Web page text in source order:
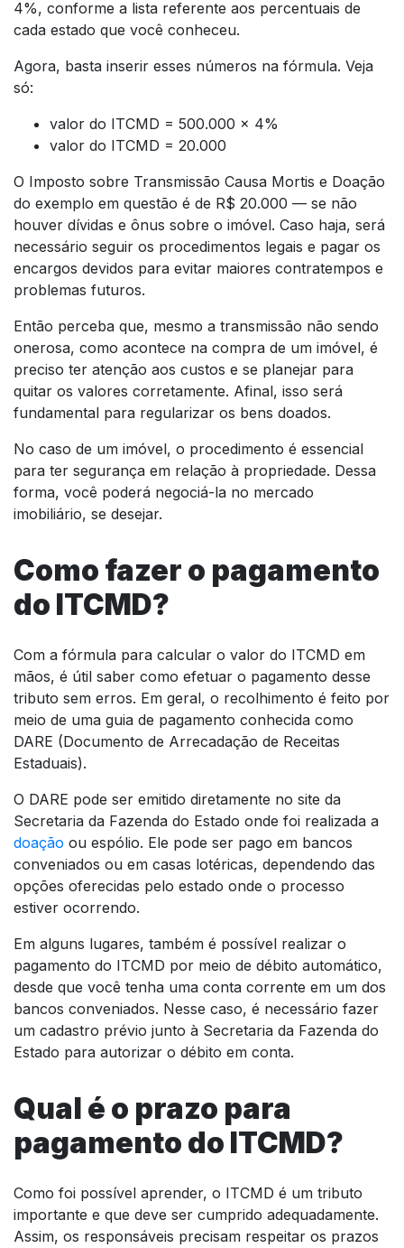
4%, conforme a lista referente aos percentuais de
cada estado que você conheceu.
Agora, basta inserir esses números na fórmula. Veja
só:
valor do ITCMD = 500.000 x 4%
valor do ITCMD = 20.000
O Imposto sobre Transmissão Causa Mortis e Doação
do exemplo em questão é de R$ 20.000 — se não
houver dívidas e ônus sobre o imóvel. Caso haja, será
necessário seguir os procedimentos legais e pagar os
encargos devidos para evitar maiores contratempos e
problemas futuros.
Então perceba que, mesmo a transmissão não sendo
onerosa, como acontece na compra de um imóvel, é
preciso ter atenção aos custos e se planejar para
quitar os valores corretamente. Afinal, isso será
fundamental para regularizar os bens doados.
No caso de um imóvel, o procedimento é essencial
para ter segurança em relação à propriedade. Dessa
forma, você poderá negociá-la no mercado
imobiliário, se desejar.
Como fazer o pagamento
do ITCMD?
Com a fórmula para calcular o valor do ITCMD em
mãos, é útil saber como efetuar o pagamento desse
tributo sem erros. Em geral, o recolhimento é feito por
meio de uma guia de pagamento conhecida como
DARE (Documento de Arrecadação de Receitas
Estaduais).
O DARE pode ser emitido diretamente no site da
Secretaria da Fazenda do Estado onde foi realizada a
doação ou espólio. Ele pode ser pago em bancos
conveniados ou em casas lotéricas, dependendo das
opções oferecidas pelo estado onde o processo
estiver ocorrendo.
Em alguns lugares, também é possível realizar o
pagamento do ITCMD por meio de débito automático,
desde que você tenha uma conta corrente em um dos
bancos conveniados. Nesse caso, é necessário fazer
um cadastro prévio junto à Secretaria da Fazenda do
Estado para autorizar o débito em conta.
Qual é o prazo para
pagamento do ITCMD?
Como foi possível aprender, o ITCMD é um tributo
importante e que deve ser cumprido adequadamente.
Assim, os responsáveis precisam respeitar os prazos